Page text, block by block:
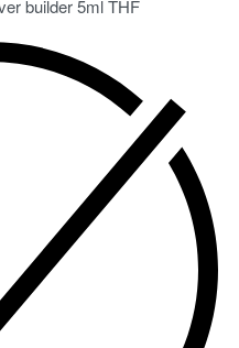
builder 5ml THF